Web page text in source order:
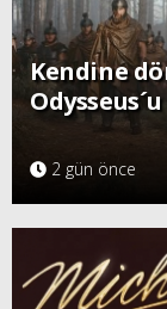
Kendine
Odysseus´u
2 gün önce